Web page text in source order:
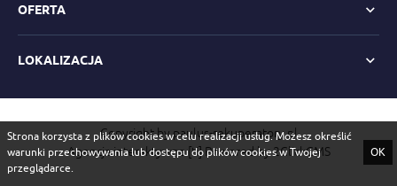
OFERTA
LOKALIZACJA
Copyright by paulus-rekuperatory.pl
Agencja interaktywna[ti]Powered by2ClickCMS
Strona korzysta z plików cookies w celu realizacji usług. Możesz określić
warunki przechowywania lub dostępu do plików cookies w Twojej
przeglądarce.
OK